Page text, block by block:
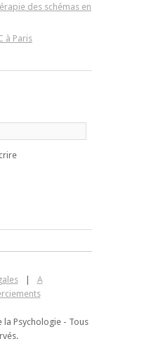
des schémas en
à Paris
A
Psychologie - Tous